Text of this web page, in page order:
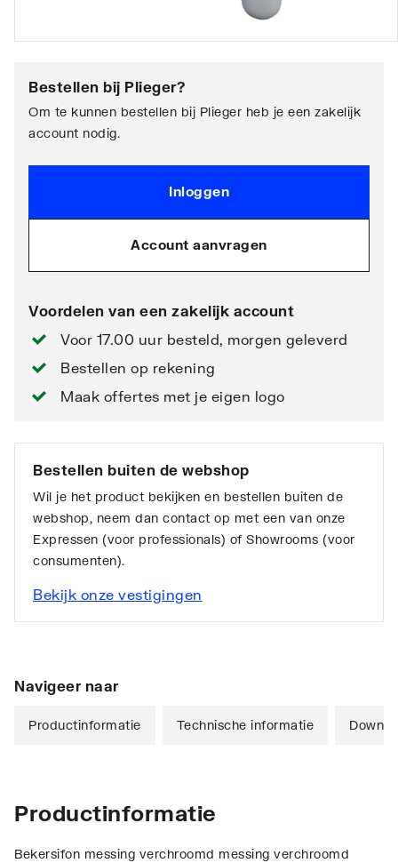
Bestellen bij Plieger?
Om te kunnen bestellen bij Plieger heb je een zakelijk
account nodig.
Inloggen
Account aanvragen
Voordelen van een zakelijk account
Voor 17.00 uur besteld, morgen geleverd
Bestellen op rekening
Maak offertes met je eigen logo
Bestellen buiten de webshop
Wil je het product bekijken en bestellen buiten de
webshop, neem dan contact op met een van onze
Expressen (voor professionals) of Showrooms (voor
consumenten).
Bekijk onze vestigingen
Navigeer naar
Productinformatie Technische informatie
Productinformatie
Bekersifon messing verchroomd messing verchroomd